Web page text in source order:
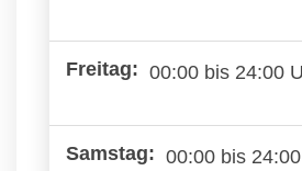
00:00 bis 24:00
00:00 bis